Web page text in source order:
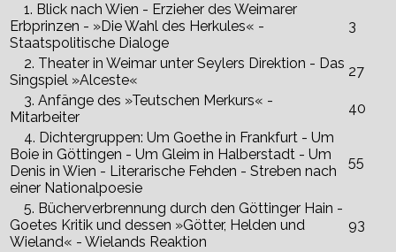
1. Blick nach Wien - Erzieher des Weimarer
Erbprinzen - »Die Wahl des Herkules« -
Staatspolitische Dialoge
3
2. Theater in Weimar unter Seylers Direktion - Das
Singspiel »Alceste«
27
3. Anfänge des »Teutschen Merkurs« -
Mitarbeiter
40
4. Dichtergruppen: Um Goethe in Frankfurt - Um
Boie in Göttingen - Um Gleim in Halberstadt - Um
Denis in Wien - Literarische Fehden - Streben nach
einer Nationalpoesie
55
5. Bücherverbrennung durch den Göttinger Hain -
Goetes Kritik und dessen »Götter, Helden und
Wieland« - Wielands Reaktion
93